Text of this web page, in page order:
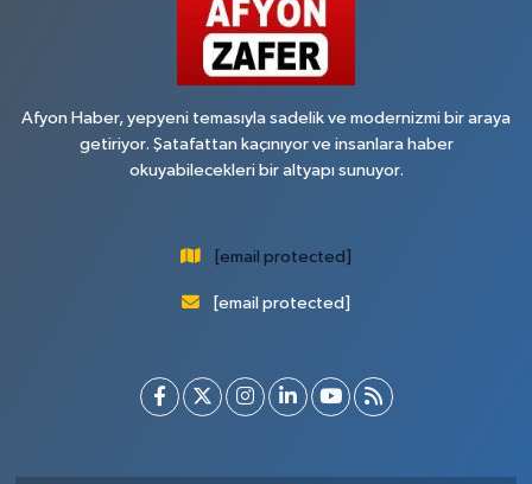
Afyon Haber, yepyeni temasıyla sadelik ve modernizmi bir araya
getiriyor. Şatafattan kaçınıyor ve insanlara haber
okuyabilecekleri bir altyapı sunuyor.
[email protected]
[email protected]